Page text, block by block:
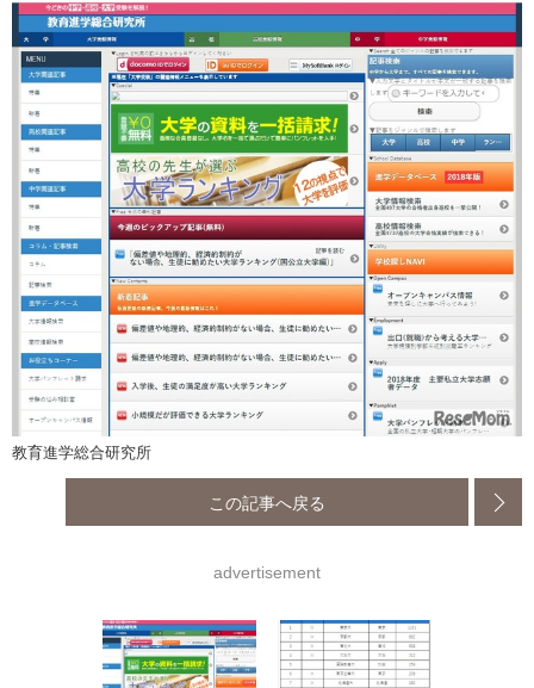
教育進学総合研究所
この記事へ戻る
advertisement